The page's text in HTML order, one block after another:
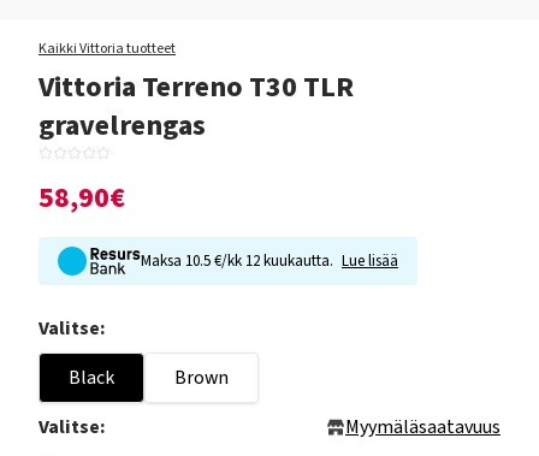
Kaikki Vittoria tuotteet
Vittoria Terreno T30 TLR
gravelrengas
58,90€
Maksa 10.5 €/kk 12 kuukautta. Lue lisää
Valitse:
Black
Brown
Valitse:
Myymäläsaatavuus